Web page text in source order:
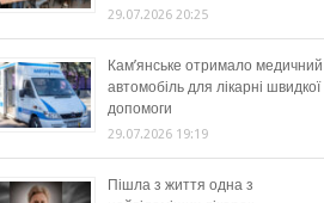
29.07.2026 20:25
Кам’янське отримало медичний
автомобіль для лікарні швидкої
допомоги
29.07.2026 19:19
Пішла з життя одна з